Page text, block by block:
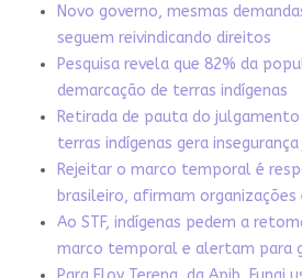
Novo governo, mesmas
seguem reivindicando direitos
Pesquisa revela que 82% da
demarcação de terras indígenas
Retirada de pauta do
terras indígenas gera
Rejeitar o marco temporal é
brasileiro, afirmam organizações
Ao STF, indígenas pedem a
marco temporal e alertam para